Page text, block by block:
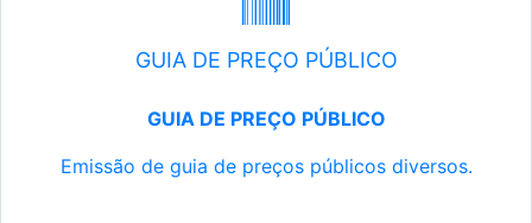
GUIA DE PREÇO PÚBLICO
GUIA DE PREÇO PÚBLICO
Emissão de guia de preços públicos diversos.